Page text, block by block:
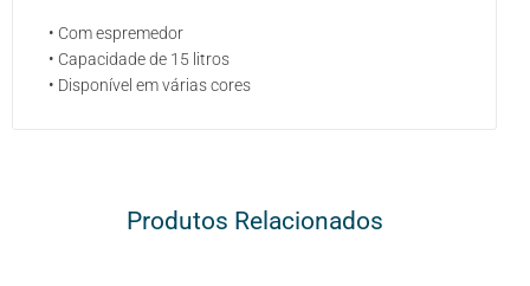
• Com espremedor
• Capacidade de 15 litros
• Disponível em várias cores
Produtos Relacionados